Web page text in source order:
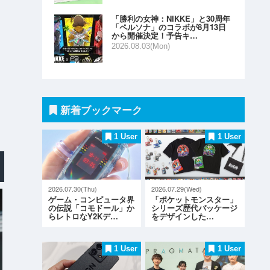
「勝利の女神：NIKKE」と30周年
「ペルソナ」のコラボが8月13日
から開催決定！予告キ…
2026.08.03(Mon)
新着ブックマーク
1 User
2026.07.30(Thu)
ゲーム・コンピュータ界
の伝説「コモドール」か
らレトロなY2Kデ…
1 User
2026.07.29(Wed)
「ポケットモンスター」
シリーズ歴代パッケージ
をデザインした…
1 User 1 User